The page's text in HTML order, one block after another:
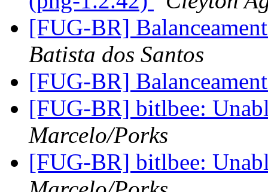
[FUG-BR]
Batista dos Santos
[FUG-BR]
[FUG-BR] bitlbee:
Marcelo/Porks
[FUG-BR] bitlbee: